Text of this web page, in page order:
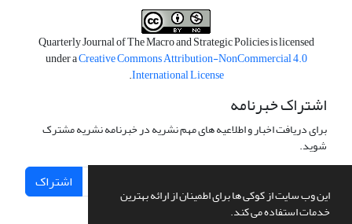
این وب سایت از کوکی ها برای اطمینان از ارائه بهترین
خدمات استفاده می کند.
Quarterly Journal of The Macro and Strategic Policies is licensed
under aCreative Commons Attribution-NonCommercial 4.0
International License
.
اشتراک خبرنامه
برای دریافت اخبار و اطلاعیه های مهم نشریه در خبرنامه نشریه مشترک
شوید.
اشتراک